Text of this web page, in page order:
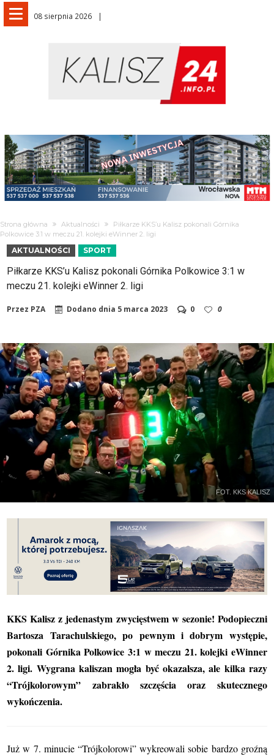
08 sierpnia 2026
Strona główna Aktualności
Piłkarze KKS’u Kalisz pokonali Górnika
Polkowice 3:1 w meczu 21. kolejki eWinner 2. ligi
AKTUALNOŚCI SPORT
Piłkarze KKS’u Kalisz pokonali Górnika Polkowice 3:1 w
meczu 21. kolejki eWinner 2. ligi
Przez PZA Dodano dnia 5 marca 2023 0 0
FOT. KKS KALISZ
KKS Kalisz z jedenastym zwycięstwem w sezonie! Podopieczni
Bartosza Tarachulskiego, po pewnym i dobrym występie,
pokonali Górnika Polkowice 3:1 w meczu 21. kolejki eWinner
2. ligi. Wygrana kaliszan mogła być okazalsza, ale kilka razy
“Trójkolorowym” zabrakło szczęścia oraz skutecznego
wykończenia.
Już w 7. minucie “Trójkolorowi” wykreowali sobie bardzo groźną